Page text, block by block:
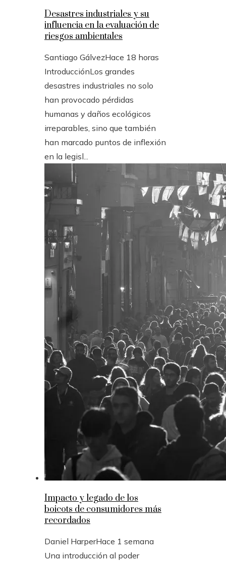
Desastres industriales y su
influencia en la evaluación de
riesgos ambientales
Santiago GálvezHace 18 horas
IntroducciónLos grandes
desastres industriales no solo
han provocado pérdidas
humanas y daños ecológicos
irreparables, sino que también
han marcado puntos de inflexión
en la legisl...
Impacto y legado de los
boicots de consumidores más
recordados
Daniel HarperHace 1 semana
Una introducción al poder